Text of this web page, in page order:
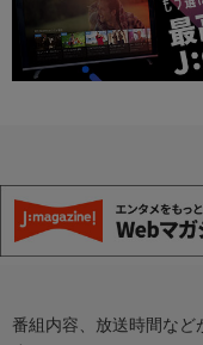
番組内容、放送時間など